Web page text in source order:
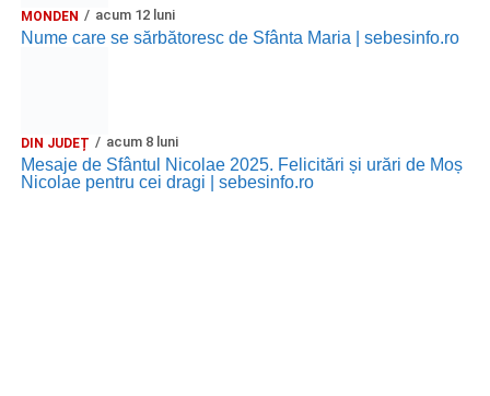
MONDEN acum 12 luni
Nume care se sărbătoresc de Sfânta Maria | sebesinfo.ro
DIN JUDEȚ acum 8 luni
Mesaje de Sfântul Nicolae 2025. Felicitări și urări de Moș
Nicolae pentru cei dragi | sebesinfo.ro